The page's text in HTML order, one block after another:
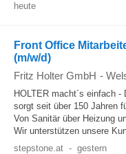
heute
Front Office
(m/w/d)
Fritz Holter GmbH -
HOLTER macht´s einfach
sorgt seit über 150 Jahren
Von Sanitär über Heizung
Wir unterstützen unsere
stepstone.at - gestern